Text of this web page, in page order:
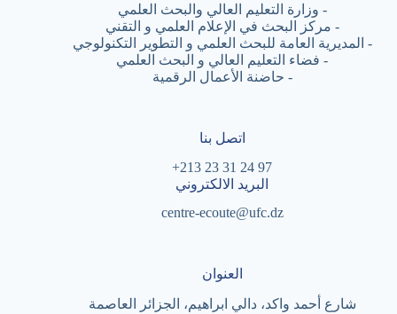
- وزارة التعليم العالي والبحث العلمي
- مركز البحث في الإعلام العلمي و التقني
- المديرية العامة للبحث العلمي و التطوير التكنولوجي
- فضاء التعليم العالي و البحث العلمي
- حاضنة الأعمال الرقمية
اتصل بنا
97 24 31 23 213+
البريد الالكتروني
centre-ecoute@ufc.dz
العنوان
شارع أحمد واكد، دالي ابراهيم، الجزائر العاصمة